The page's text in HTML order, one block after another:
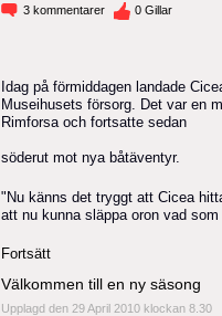
3 kommentarer 0 Gillar
Idag på förmiddagen landade
Museihusets försorg. Det var en
Rimforsa och fortsatte sedan
söderut mot nya båtäventyr.
"Nu känns det tryggt att Cicea
att nu kunna släppa oron vad
Fortsätt
Välkommen till en ny säsong
Upplagd den 29 April 2010 klockan 8.30